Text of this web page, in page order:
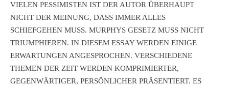
VIELEN PESSIMISTEN IST DER AUTOR ÜBERHAUPT
NICHT DER MEINUNG, DASS IMMER ALLES
SCHIEFGEHEN MUSS. MURPHYS GESETZ MUSS NICHT
TRIUMPHIEREN. IN DIESEM ESSAY WERDEN EINIGE
ERWARTUNGEN ANGESPROCHEN. VERSCHIEDENE
THEMEN DER ZEIT WERDEN KOMPRIMIERTER,
GEGENWÄRTIGER, PERSÖNLICHER PRÄSENTIERT. ES